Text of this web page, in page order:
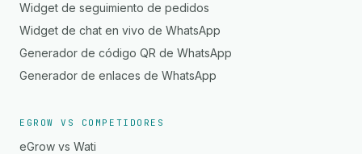
Widget de seguimiento de pedidos
Widget de chat en vivo de WhatsApp
Generador de código QR de WhatsApp
Generador de enlaces de WhatsApp
EGROW VS COMPETIDORES
eGrow vs Wati